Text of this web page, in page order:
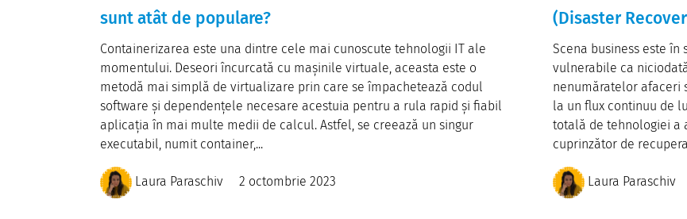
sunt atât de populare?
Containerizarea este una dintre cele mai cunoscute tehnologii IT ale
momentului. Deseori încurcată cu mașinile virtuale, aceasta este o
metodă mai simplă de virtualizare prin care se împachetează codul
software și dependențele necesare acestuia pentru a rula rapid și fiabil
aplicația în mai multe medii de calcul. Astfel, se creează un singur
executabil, numit container,...
Laura Paraschiv 2 octombrie 2023
(Disaster
Scena business este
vulnerabile ca
nenumăratelor afaceri
la un flux continuu de
totală de tehnologiei a
cuprinzător de
Laura Paraschiv